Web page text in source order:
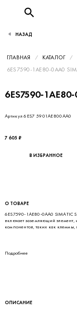
ГЛАВНАЯ КАТАЛОГ
6ES7590-1AE80-0AA0
6ES7590-
Артикул 6ES7 5901AE800AA0
7 605 ₽
В ИЗБРАННОЕ
О ТОВАРЕ
6ES7590-1AE80-0AA0 SIMATIC S7-1500, профильная шина 482 MM (около 19 дюймов),
включает заземляющий
компонентов, таких как
Подробнее
ОПИСАНИЕ
НАЗАД